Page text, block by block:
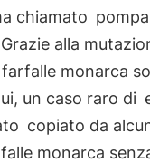
chiamato
alla
monarca
un caso raro di
copiato da
monarca